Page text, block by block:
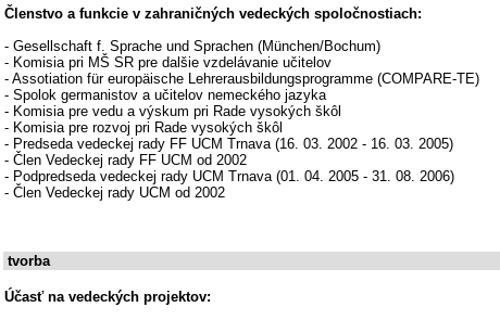
Členstvo a funkcie v zahraničných vedeckých spoločnostiach:
- Gesellschaft f. Sprache und Sprachen (München/Bochum)
- Komisia pri MŠ SR pre dalšie vzdelávanie učitelov
- Assotiation für europäische Lehrerausbildungsprogramme (COMPARE-TE)
- Spolok germanistov a učitelov nemeckého jazyka
- Komisia pre vedu a výskum pri Rade vysokých škôl
- Komisia pre rozvoj pri Rade vysokých škôl
- Predseda vedeckej rady FF UCM Trnava (16. 03. 2002 - 16. 03. 2005)
- Člen Vedeckej rady FF UCM od 2002
- Podpredseda vedeckej rady UCM Trnava (01. 04. 2005 - 31. 08. 2006)
- Člen Vedeckej rady UCM od 2002
tvorba
Účasť na vedeckých projektov: